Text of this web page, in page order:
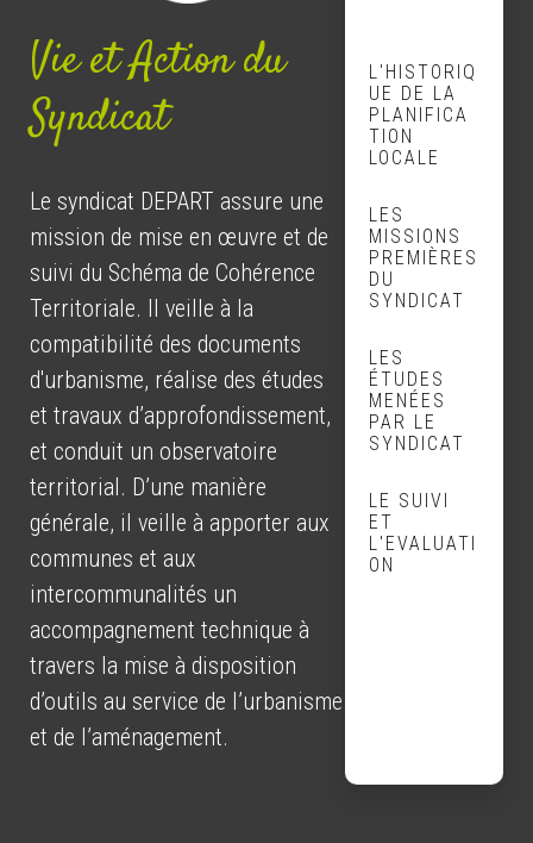
Vie et Action du
Syndicat
Le syndicat DEPART assure une
mission de mise en œuvre et de
suivi du Schéma de Cohérence
Territoriale. Il veille à la
compatibilité des documents
d'urbanisme, réalise des études
et travaux d’approfondissement,
et conduit un observatoire
territorial. D’une manière
générale, il veille à apporter aux
communes et aux
intercommunalités un
accompagnement technique à
travers la mise à disposition
d’outils au service de l’urbanisme
et de l’aménagement.
L'HISTORIQ
UE DE LA
PLANIFICA
TION
LOCALE
LES
MISSIONS
PREMIÈRES
DU
SYNDICAT
LES
ÉTUDES
MENÉES
PAR LE
SYNDICAT
LE SUIVI
ET
L'EVALUATI
ON